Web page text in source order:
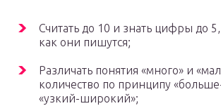
Считать до 10 и знать цифры до
как они пишутся;
Различать понятия «много» и
количество по принципу
«узкий-широкий»;